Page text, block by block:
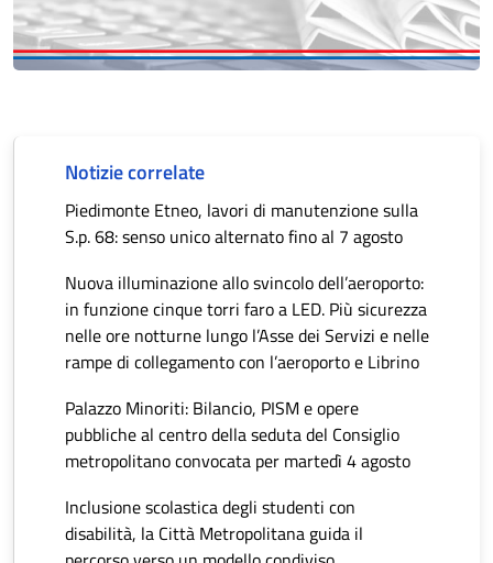
Notizie correlate
Piedimonte Etneo, lavori di manutenzione sulla
S.p. 68: senso unico alternato fino al 7 agosto
Nuova illuminazione allo svincolo dell’aeroporto:
in funzione cinque torri faro a LED. Più sicurezza
nelle ore notturne lungo l’Asse dei Servizi e nelle
rampe di collegamento con l’aeroporto e Librino
Palazzo Minoriti: Bilancio, PISM e opere
pubbliche al centro della seduta del Consiglio
metropolitano convocata per martedì 4 agosto
Inclusione scolastica degli studenti con
disabilità, la Città Metropolitana guida il